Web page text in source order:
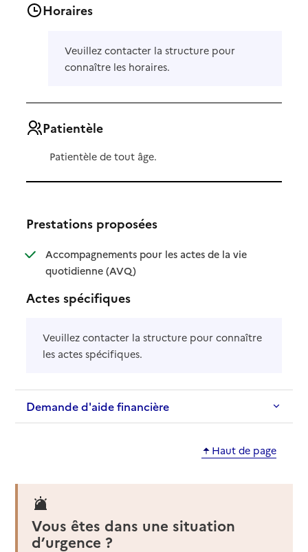
Horaires
Veuillez contacter la structure pour
connaître les horaires.
Patientèle
Patientèle de tout âge.
Prestations proposées
Accompagnements pour les actes de la vie
quotidienne (AVQ): disponible
: non disponible
Actes spécifiques
Veuillez contacter la structure pour connaître
les actes spécifiques.
Demande d'aide financière
Haut de page
Vous êtes dans une situation
d’urgence ?